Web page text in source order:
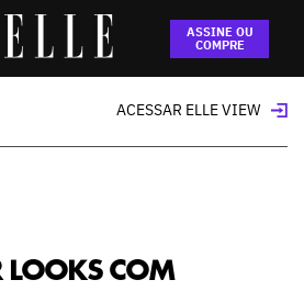
ASSINE OU
COMPRE
looks com Birkenstock no frio
ACESSAR ELLE VIEW
LOOKS COM